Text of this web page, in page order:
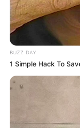
BUZZ DAY
1 Simple Hack To